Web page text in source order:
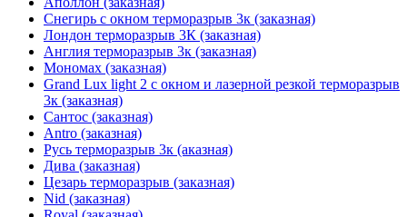
Снегирь с окном терморазрыв 3к (заказная)
Лондон терморазрыв 3К (заказная)
Англия терморазрыв 3к (заказная)
Мономах (заказная)
Grand Lux light 2 с окном и лазерной резкой терморазрыв
3к (заказная)
Сантос (заказная)
Antro (заказная)
Русь терморазрыв 3к (аказная)
Дива (заказная)
Цезарь терморазрыв (заказная)
Nid (заказная)